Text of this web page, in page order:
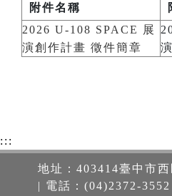
附件名稱
2026 U-108 SPACE 展
演創作計畫 徵件簡章
:::
地址：403414臺中市
| 電話：(04)2372-